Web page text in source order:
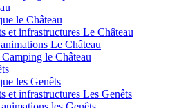
le Château
et infrastructures Le Château
Le Château
le Château
les Genêts
et infrastructures Les Genêts